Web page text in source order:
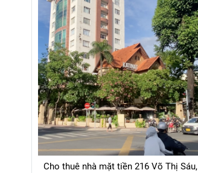
Cho thuê nhà mặt tiền 216 Võ Thị Sáu,